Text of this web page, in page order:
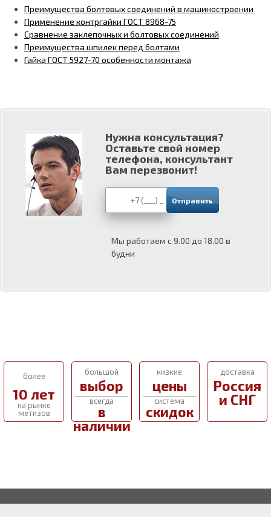
Преимущества болтовых соединений в машиностроении
Применение контргайки ГОСТ 8968-75
Сравнение заклепочных и болтовых соединений
Преимущества шпилек перед болтами
Гайка ГОСТ 5927-70 особенности монтажа
Нужна консультация?
Оставьте свой номер
телефона, консультант
Вам перезвонит!
Мы работаем с 9.00 до 18.00 в
будни
более
10 лет
на рынке
метизов
большой
выбор
всегда
в
наличии
низкие
цены
система
скидок
доставка
Россия
и СНГ